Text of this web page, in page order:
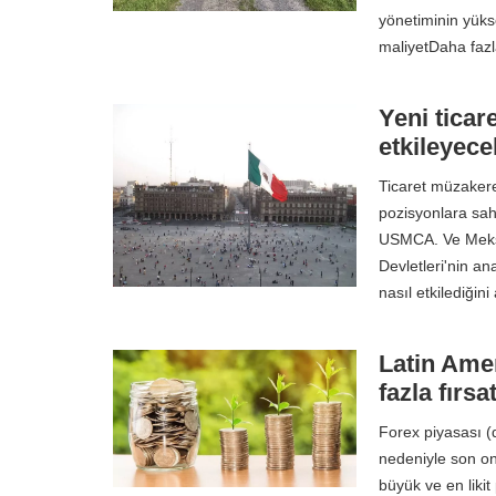
yönetiminin
maliyetDaha
Yeni
Ticaret
pozisyonlara
USMCA. Ve
Devletleri'nin
nasıl
Latin
fazla
Forex piyasası
nedeniyle son
büyük ve en likit